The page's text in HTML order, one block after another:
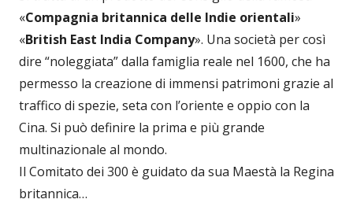
«Compagnia britannica delle Indie orientali»
«British East India Company». Una società per così
dire “noleggiata” dalla famiglia reale nel 1600, che ha
permesso la creazione di immensi patrimoni grazie al
traffico di spezie, seta con l’oriente e oppio con la
Cina. Si può definire la prima e più grande
multinazionale al mondo.
Il Comitato dei 300 è guidato da sua Maestà la Regina
britannica…